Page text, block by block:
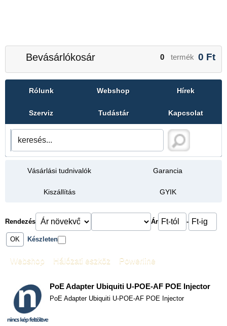
Bevásárlókosár 0 termék 0 Ft
Rólunk Webshop Hírek
Szerviz Tudástár Kapcsolat
Vásárlási tudnivalók Garancia
Kiszállítás GYIK
Rendezés Ár -
Készleten
Webshop Hálózati eszköz Powerline
PoE Adapter Ubiquiti U-POE-AF POE Injector
PoE Adapter Ubiquiti U-POE-AF POE Injector